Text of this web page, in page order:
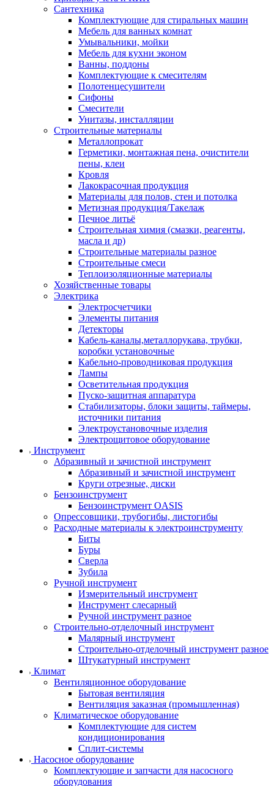
Сантехника
Комплектующие для стиральных машин
Мебель для ванных комнат
Умывальники, мойки
Мебель для кухни эконом
Ванны, поддоны
Комплектующие к смесителям
Полотенцесушители
Сифоны
Смесители
Унитазы, инсталляции
Строительные материалы
Металлопрокат
Герметики, монтажная пена, очистители
пены, клеи
Кровля
Лакокрасочная продукция
Материалы для полов, стен и потолка
Метизная продукция/Такелаж
Печное литьё
Строительная химия (смазки, реагенты,
масла и др)
Строительные материалы разное
Строительные смеси
Теплоизоляционные материалы
Хозяйственные товары
Электрика
Электросчетчики
Элементы питания
Детекторы
Кабель-каналы,металлорукава, трубки,
коробки установочные
Кабельно-проводниковая продукция
Лампы
Осветительная продукция
Пуско-защитная аппаратура
Стабилизаторы, блоки защиты, таймеры,
источники питания
Электроустановочные изделия
Электрощитовое оборудование
Инструмент
Абразивный и зачистной инструмент
Абразивный и зачистной инструмент
Круги отрезные, диски
Бензоинструмент
Бензоинструмент OASIS
Опрессовщики, трубогибы, листогибы
Расходные материалы к электроинструменту
Биты
Буры
Сверла
Зубила
Ручной инструмент
Измерительный инструмент
Инструмент слесарный
Ручной инструмент разное
Строительно-отделочный инструмент
Малярный инструмент
Строительно-отделочный инструмент разное
Штукатурный инструмент
Климат
Вентиляционное оборудование
Бытовая вентиляция
Вентиляция заказная (промышленная)
Климатическое оборудование
Комплектующие для систем
кондиционирования
Сплит-системы
Насосное оборудование
Комплектующие и запчасти для насосного
оборудования